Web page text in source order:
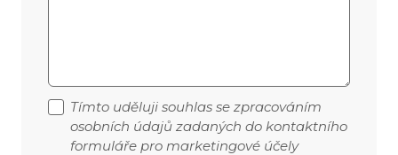
Tímto uděluji souhlas se zpracováním
osobních údajů zadaných do kontaktního
formuláře pro marketingové účely